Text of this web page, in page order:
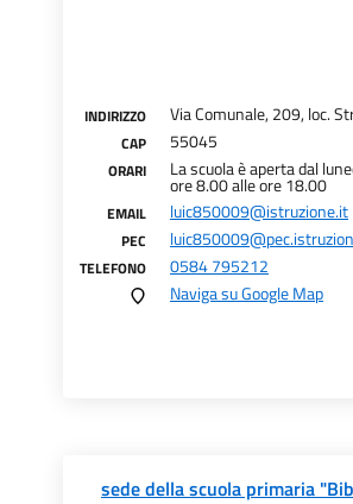
INDIRIZZO Via Comunale, 209, loc.
CAP 55045
ORARI La scuola è aperta dal
ore 8.00 alle ore 18.00
EMAIL luic850009@istruzione.it
PEC
TELEFONO
0584 795212
Naviga su Google Map
sede della scuola primaria